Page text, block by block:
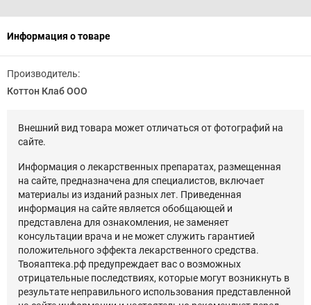
Информация о товаре
Производитель:
Коттон Клаб ООО
Внешний вид товара может отличаться от фотографий на
сайте.
Информация о лекарственных препаратах, размещенная
на сайте, предназначена для специалистов, включает
материалы из изданий разных лет. Приведенная
информация на сайте является обобщающей и
представлена для ознакомления, не заменяет
консультации врача и не может служить гарантией
положительного эффекта лекарственного средства.
Твояаптека.рф предупреждает вас о возможных
отрицательные последствиях, которые могут возникнуть в
результате неправильного использования представленной